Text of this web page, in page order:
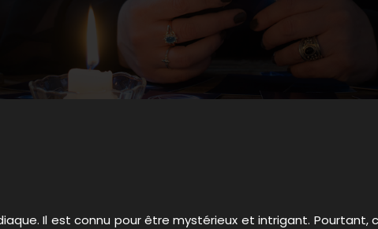
Il est connu pour être mystérieux et intrigant. Pourtant,